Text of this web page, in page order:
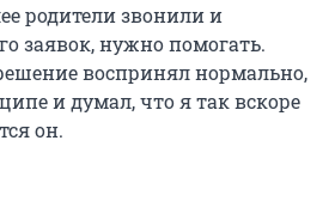
родители звонили и
заявок, нужно помогать.
воспринял нормально,
и думал, что я так вскоре
он.